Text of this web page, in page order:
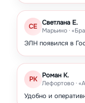
СЕ Светлана Е.
Марьино ·
ЭЛН появился в
РК Роман К.
Лефортово ·
Удобно и